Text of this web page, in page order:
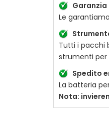
Le
Tutti i pacchi
strumenti
Spedito
La batteria
Nota: